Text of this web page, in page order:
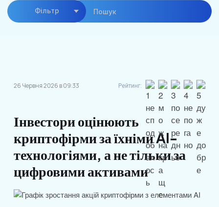
Фiльтр
26 Червня 2026 в 09:33 Рейтинг:
Інвестори оцінюють
криптофірми за їхніми AI-
технологіями, а не тільки за
цифровими активами